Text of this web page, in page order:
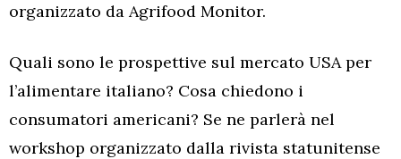
organizzato da Agrifood Monitor.
Quali sono le prospettive sul mercato USA per
l’alimentare italiano? Cosa chiedono i
consumatori americani? Se ne parlerà nel
workshop organizzato dalla rivista statunitense